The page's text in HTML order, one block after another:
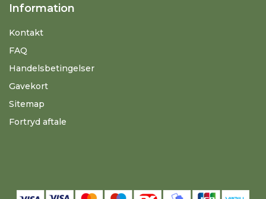
Information
Kontakt
FAQ
Handelsbetingelser
Gavekort
Sitemap
Fortryd aftale